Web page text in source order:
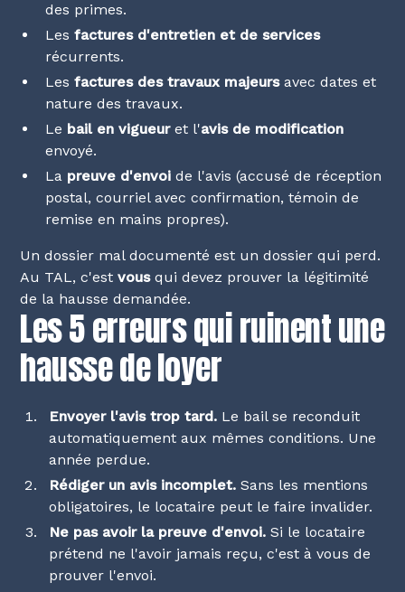
des primes.
Lesfactures d'entretien et de services
récurrents.
Lesfactures des travaux majeursavec dates et
nature des travaux.
Le bail en vigueuret l'avis de modification
envoyé.
La preuve d'envoi de l'avis (accusé de réception
postal, courriel avec confirmation, témoin de
remise en mains propres).
Un dossier mal documenté est un dossier qui perd.
Au TAL, c'estvousqui devez prouver la légitimité
de la hausse demandée.
Les 5 erreurs qui ruinent une
hausse de loyer
Envoyer l'avis trop tard. Le bail se reconduit
automatiquement aux mêmes conditions. Une
année perdue.
Rédiger un avis incomplet. Sans les mentions
obligatoires, le locataire peut le faire invalider.
Ne pas avoir la preuve d'envoi. Si le locataire
prétend ne l'avoir jamais reçu, c'est à vous de
prouver l'envoi.